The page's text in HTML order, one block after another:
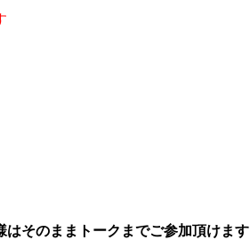
そのままトークまでご参加頂けます